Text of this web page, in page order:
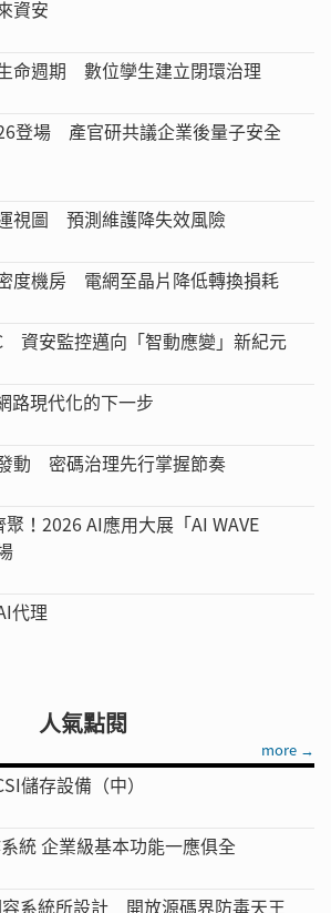
資安
命週期 數位孿生建立閉環治理
登場 產官研共議企業後量子安全
視圖 預測維護降失效風險
度機房 電網至晶片降低轉換損耗
資安監控邁向「智動應變」新紀元
路現代化的下一步
動 密碼治理先行掌握節奏
！2026 AI應用大展「AI WAVE
代理
人氣點閱
more →
儲存設備（中）
統 企業級基本功能一應俱全
系統所設計 開放源碼界防毒天王